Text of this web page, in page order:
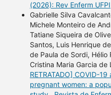
(2026): Rev Enferm UFPI
Gabrielle Silva
Michele Monteiro de
Tatiane Siqueira de
Santos, Luis Henrique
de Paula de Sordi, Hélio
Cristina Maria Garcia de
RETRATADO] COVID-
pregnant women: a